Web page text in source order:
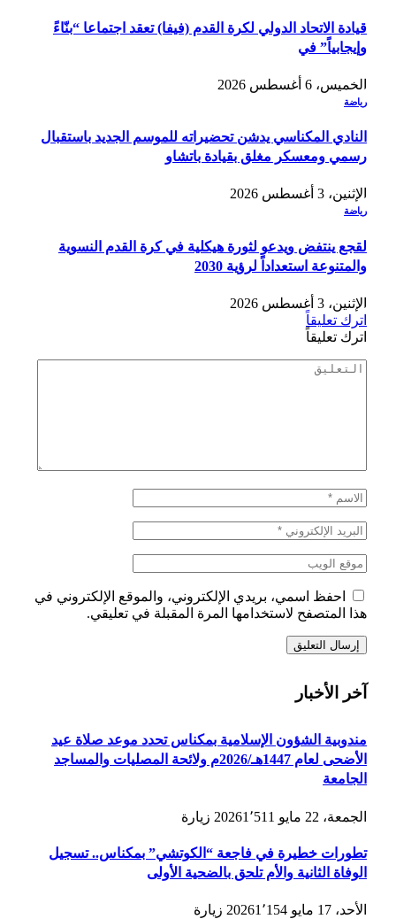
قيادة الاتحاد الدولي لكرة القدم (فيفا) تعقد اجتماعا “بنّاءً
وإيجابياً” في
الخميس، 6 أغسطس 2026
رياضة
النادي المكناسي يدشن تحضيراته للموسم الجديد باستقبال
رسمي ومعسكر مغلق بقيادة باتشاو
الإثنين، 3 أغسطس 2026
رياضة
لقجع ينتفض ويدعو لثورة هيكلية في كرة القدم النسوية
والمتنوعة استعداداً لرؤية 2030
الإثنين، 3 أغسطس 2026
اترك تعليقاً
اترك تعليقاً
احفظ اسمي، بريدي الإلكتروني، والموقع الإلكتروني في
هذا المتصفح لاستخدامها المرة المقبلة في تعليقي.
آخر الأخبار
مندوبية الشؤون الإسلامية بمكناس تحدد موعد صلاة عيد
الأضحى لعام 1447هـ/2026م ولائحة المصليات والمساجد
الجامعة
الجمعة، 22 مايو 2026 1٬511 زيارة
تطورات خطيرة في فاجعة “الكوتشي” بمكناس.. تسجيل
الوفاة الثانية والأم تلحق بالضحية الأولى
الأحد، 17 مايو 2026 1٬154 زيارة